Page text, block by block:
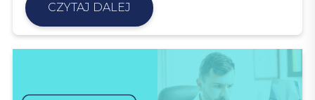
CZYTAJ DALEJ